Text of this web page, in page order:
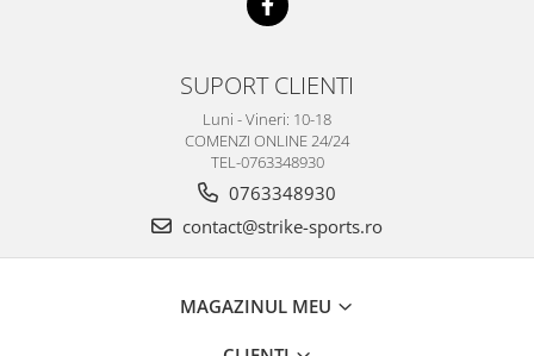
SUPORT CLIENTI
Luni - Vineri: 10-18
COMENZI ONLINE 24/24
TEL-0763348930
0763348930
contact@strike-sports.ro
MAGAZINUL MEU